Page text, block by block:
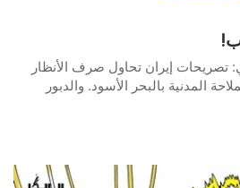
تصريحات إيران تحاول صرف الأنظار
المدنية بالبحر الأسود. والدبور